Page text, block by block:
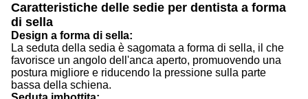
Caratteristiche delle sedie per dentista a forma
di sella
Design a forma di sella:
La seduta della sedia è sagomata a forma di sella, il che
favorisce un angolo dell'anca aperto, promuovendo una
postura migliore e riducendo la pressione sulla parte
bassa della schiena.